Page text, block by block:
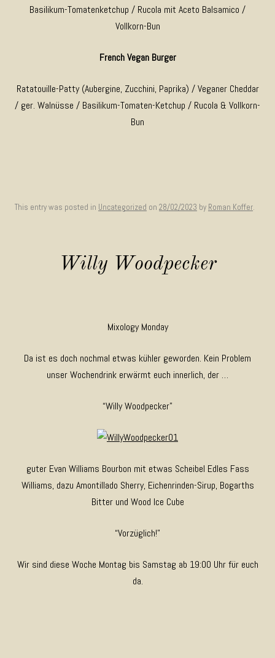
Basilikum-Tomatenketchup / Rucola mit Aceto Balsamico /
Vollkorn-Bun
French Vegan Burger
Ratatouille-Patty (Aubergine, Zucchini, Paprika) / Veganer Cheddar
/ ger. Walnüsse / Basilikum-Tomaten-Ketchup / Rucola & Vollkorn-
Bun
This entry was posted in Uncategorized on 28/02/2023 by Roman Koffer.
Willy Woodpecker
Mixology Monday
Da ist es doch nochmal etwas kühler geworden. Kein Problem
unser Wochendrink erwärmt euch innerlich, der …
“Willy Woodpecker”
guter Evan Williams Bourbon mit etwas Scheibel Edles Fass
Williams, dazu Amontillado Sherry, Eichenrinden-Sirup, Bogarths
Bitter und Wood Ice Cube
“Vorzüglich!”
Wir sind diese Woche Montag bis Samstag ab 19:00 Uhr für euch
da.